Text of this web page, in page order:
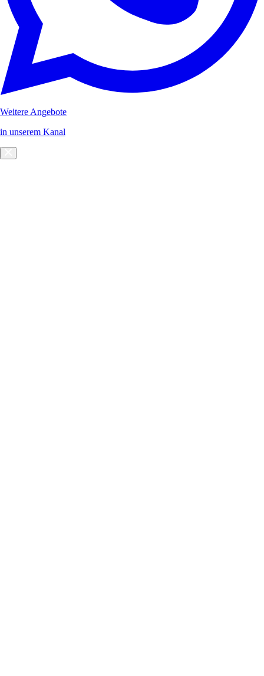
Weitere Angebote
in unserem Kanal